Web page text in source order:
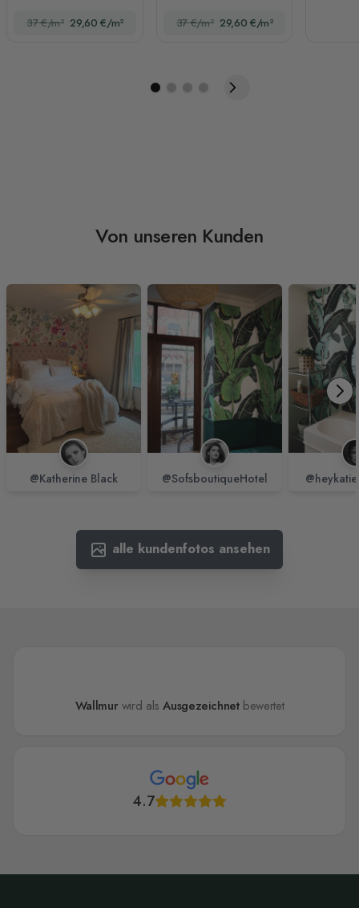
37 €/m² 29,60 €/m² 37 €/m² 29,60 €/m²
Von unseren Kunden
@Katherine Black @SofsboutiqueHotel
alle kundenfotos ansehen
Wallmur wird alsAusgezeichnetbewertet
4.7